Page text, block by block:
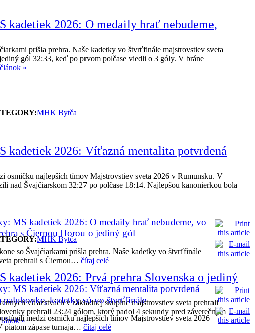
kadetiek 2026: O medaily hrať nebudeme,
prišla prehra. Naše kadetky vo štvrťfinále majstrovstiev sveta
gól 32:33, keď po prvom polčase viedli o 3 góly. V bráne
»
MHK Bytča
kadetiek 2026: Víťazná mentalita potvrdená
osmičku najlepších tímov Majstrovstiev sveta 2026 v Rumunsku. V
nad Švajčiarskom 32:27 po polčase 18:14. Najlepšou kanonierkou bola
MHK Bytča
kadetiek 2026: Prvá prehra Slovenska o jediný
víťazstvách v základnej skupine majstrovstiev sveta prehrali
prehrali 23:24 gólom, ktorý padol 4 sekundy pred záverečným
»
MS kadetiek 2026: O medaily hrať nebudeme, vo
s Čiernou Horou o jediný gól
so Švajčiarkami prišla prehra. Naše kadetky vo štvrťfinále
prehrali s Čiernou… čítaj celé
MS kadetiek 2026: Víťazná mentalita potvrdená
kadetky sú vo štvrťfinále
medzi osmičku najlepších tímov Majstrovstiev sveta 2026
piatom zápase turnaja… čítaj celé